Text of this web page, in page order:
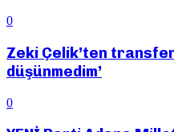
0
Zeki Çelik’ten
düşünmedim’
0